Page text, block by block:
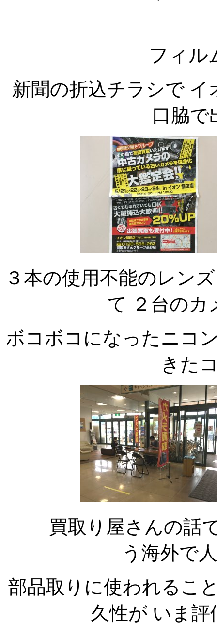
フィル
新聞の折込チラシで
口脇で
３本の使用不能のレン
て ２台のカ
ボコボコになったニコ
きた
買取り屋さんの話で
う海外で
部品取りに使われるこ
久性が いま